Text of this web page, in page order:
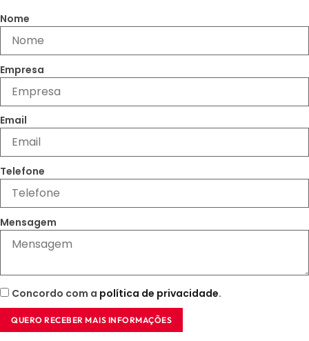
Nome
Empresa
Email
Telefone
Mensagem
Concordo com a política de privacidade.
QUERO RECEBER MAIS INFORMAÇÕES